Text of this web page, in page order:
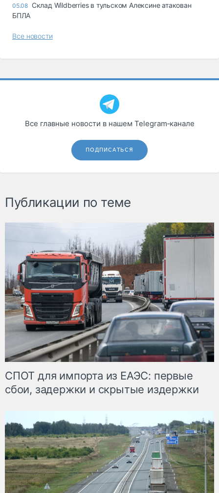
05.08 Склад Wildberries в тульском Алексине атакован
БПЛА
Все новости
Все главные новости в нашем Telegram‑канале
ПОДПИСАТЬСЯ
Публикации по теме
СПОТ для импорта из ЕАЭС: первые
сбои, задержки и скрытые издержки